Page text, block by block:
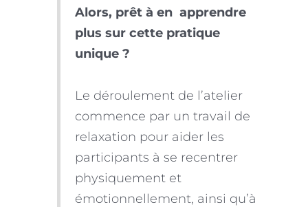
Alors, prêt à en apprendre
plus sur cette pratique
unique ?
Le déroulement de l’atelier
commence par un travail de
relaxation pour aider les
participants à se recentrer
physiquement et
émotionnellement, ainsi qu’à